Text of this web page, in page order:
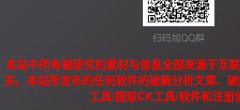
扫码加QQ群
本站中所有被研究的素材与信息全部来源于互
关。本站所发布的任何软件的破解分析文章、
工具/提取CK工具/软件和注册